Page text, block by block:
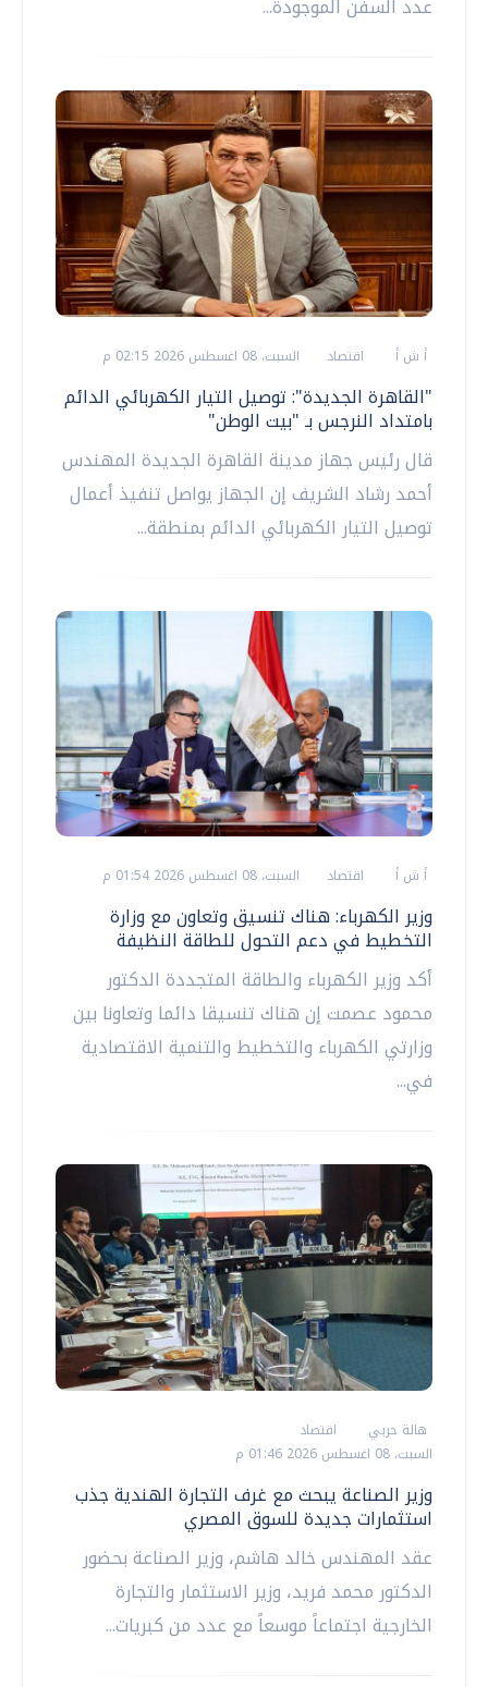
عدد السفن الموجودة...
أ ش أ اقتصاد السبت، 08 اغسطس 2026 02:15 م
"القاهرة الجديدة": توصيل التيار الكهربائي الدائم
بامتداد النرجس بـ "بيت الوطن"
قال رئيس جهاز مدينة القاهرة الجديدة المهندس
أحمد رشاد الشريف إن الجهاز يواصل تنفيذ أعمال
توصيل التيار الكهربائي الدائم بمنطقة...
أ ش أ اقتصاد السبت، 08 اغسطس 2026 01:54 م
وزير الكهرباء: هناك تنسيق وتعاون مع وزارة
التخطيط في دعم التحول للطاقة النظيفة
أكد وزير الكهرباء والطاقة المتجددة الدكتور
محمود عصمت إن هناك تنسيقا دائما وتعاونا بين
وزارتي الكهرباء والتخطيط والتنمية الاقتصادية
في...
هالة حربي
اقتصاد
السبت، 08 اغسطس 2026 01:46 م
وزير الصناعة يبحث مع غرف التجارة الهندية جذب
استثمارات جديدة للسوق المصري
عقد المهندس خالد هاشم، وزير الصناعة بحضور
الدكتور محمد فريد، وزير الاستثمار والتجارة
الخارجية اجتماعاً موسعاً مع عدد من كبريات...